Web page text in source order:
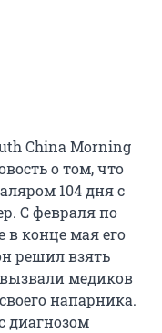
China Morning
о том, что
104 дня с
С февраля по
в конце мая его
решил взять
медиков
напарника.
диагнозом